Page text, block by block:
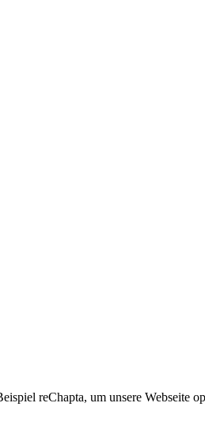
reChapta, um unsere Webseite